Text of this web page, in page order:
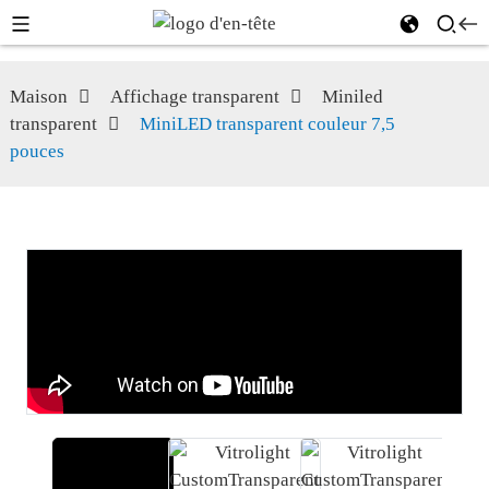
Maison Affichage transparent
Miniled
transparent
MiniLED transparent couleur 7,5
pouces